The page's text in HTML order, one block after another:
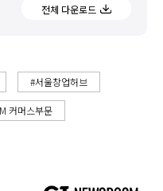
전체 다운로드
#서울창업허브
커머스부문